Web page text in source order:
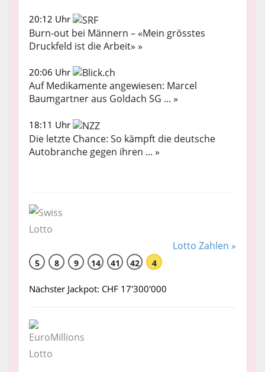
20:12 Uhr
Burn-out bei Männern – «Mein grösstes
Druckfeld ist die Arbeit» »
20:06 Uhr
Auf Medikamente angewiesen: Marcel
Baumgartner aus Goldach SG ... »
18:11 Uhr
Die letzte Chance: So kämpft die deutsche
Autobranche gegen ihren ... »
Lotto Zahlen »
5 8 9 14 41 42 4
Nächster Jackpot: CHF 17'300'000